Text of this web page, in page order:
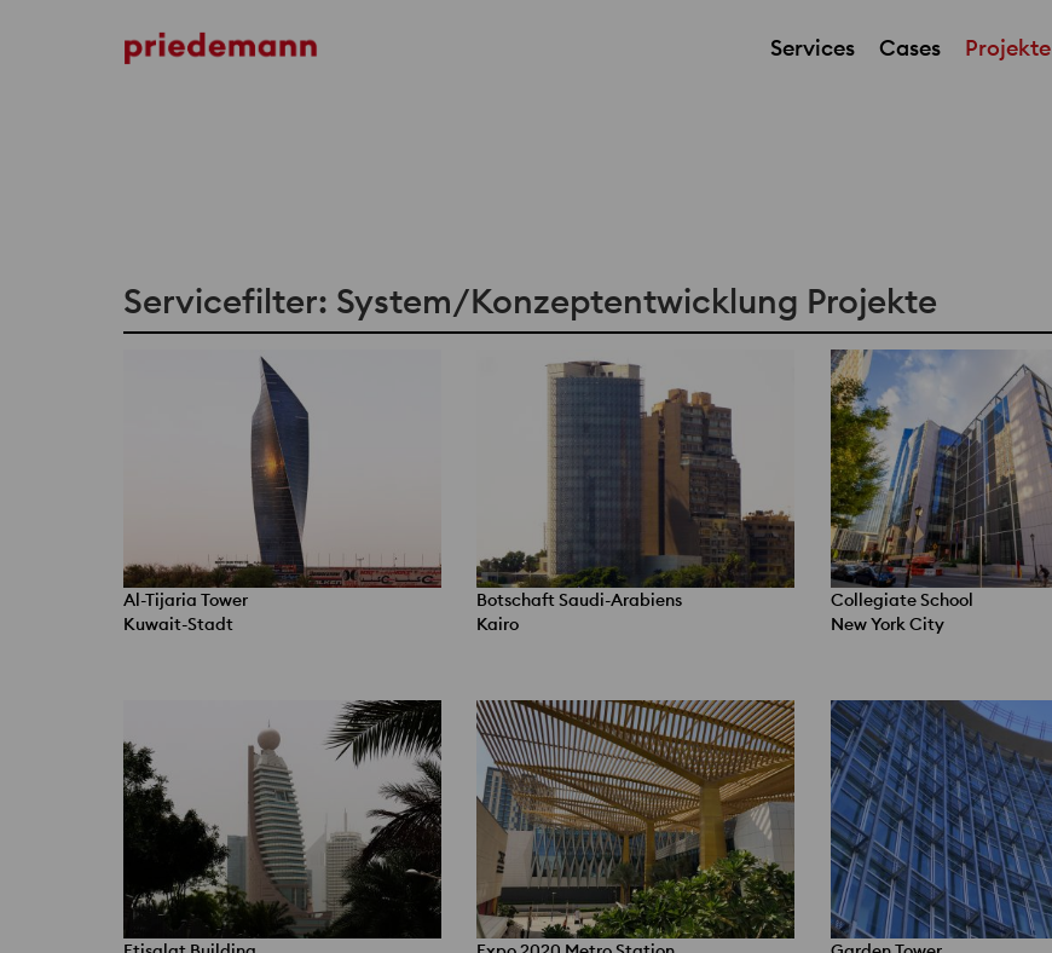
Services Cases Projekte
Servicefilter: System/Konzeptentwicklung Projekte
Al-Tijaria Tower
Kuwait-Stadt
Botschaft Saudi-Arabiens
Kairo
Collegiate School
New York City